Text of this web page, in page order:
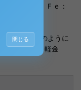
１７７０℃ Ｆｅ：
ルカリ金属のように
下の金属を軽金
閉じる